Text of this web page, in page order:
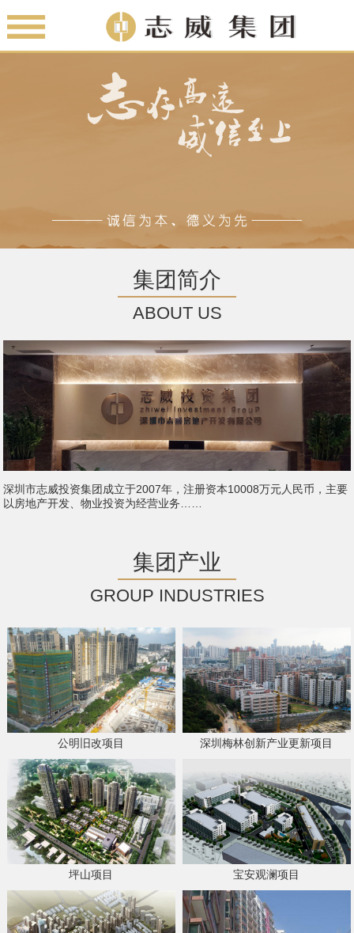
集团简介
ABOUT US
深圳市志威投资集团成立于2007年，注册资本10008万元人民币，主要
以房地产开发、物业投资为经营业务……
集团产业
GROUP INDUSTRIES
公明旧改项目 深圳梅林创新产业更新项目
坪山项目 宝安观澜项目